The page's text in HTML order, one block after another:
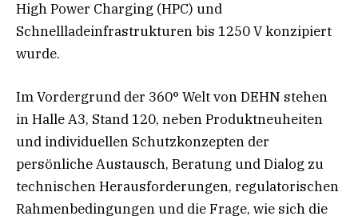
High Power Charging (HPC) und
Schnellladeinfrastrukturen bis 1250 V konzipiert
wurde.
Im Vordergrund der 360° Welt von DEHN stehen
in Halle A3, Stand 120, neben Produktneuheiten
und individuellen Schutzkonzepten der
persönliche Austausch, Beratung und Dialog zu
technischen Herausforderungen, regulatorischen
Rahmenbedingungen und die Frage, wie sich die